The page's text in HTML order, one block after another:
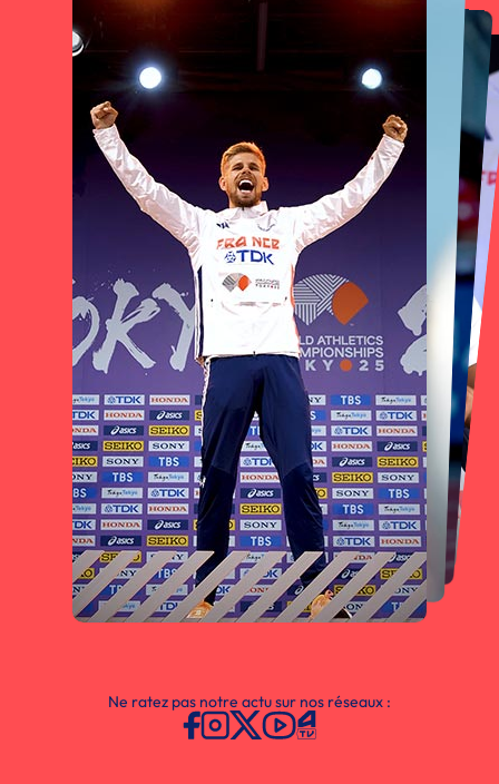
Ne ratez pas notre actu sur nos réseaux :